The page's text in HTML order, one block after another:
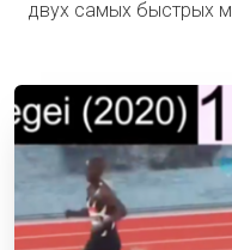
двух самых быстрых